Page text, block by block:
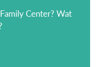
Center? Wat